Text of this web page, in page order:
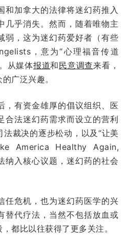
和加拿大的法律将迷幻药推入
几乎消失。然而，随着唯物主
弱，这为迷幻药爱好者（有些
，意为“心理福音传道
从媒体报道和民意调查来看，
广泛兴趣。
，有资金雄厚的倡议组织、医
合法迷幻药需求而设立的营利
裁决的逐步松动，以及“让美
America Healthy Again,
纳入核心议题，迷幻药的社会
任危机，也为迷幻药医学的兴
替代疗法，当然不包括放血或
都比以往获得了更多关注。